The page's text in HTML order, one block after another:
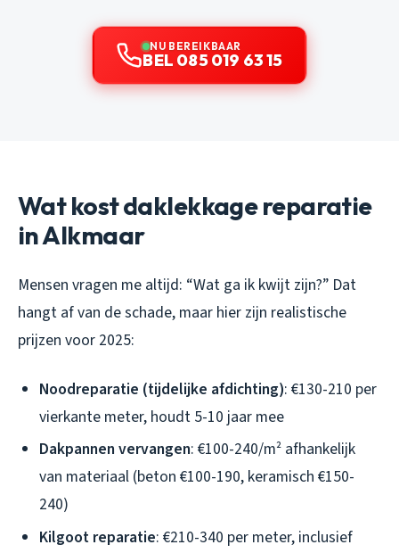
NU BEREIKBAAR
BEL 085 019 63 15
Wat kost daklekkage reparatie
in Alkmaar
Mensen vragen me altijd: “Wat ga ik kwijt zijn?” Dat
hangt af van de schade, maar hier zijn realistische
prijzen voor 2025:
Noodreparatie (tijdelijke afdichting): €130-210 per
vierkante meter, houdt 5-10 jaar mee
Dakpannen vervangen: €100-240/m² afhankelijk
van materiaal (beton €100-190, keramisch €150-
240)
Kilgoot reparatie: €210-340 per meter, inclusief